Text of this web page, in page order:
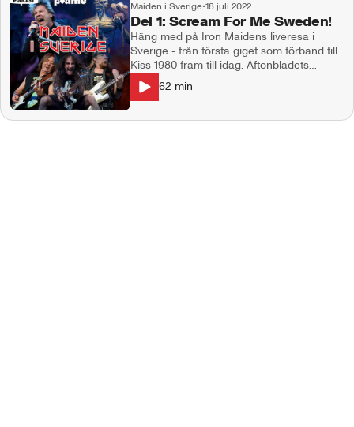
Maiden i Sverige•18 juli 2022
Del 1: Scream For Me Sweden!
Häng med på Iron Maidens liveresa i
Sverige - från första giget som förband till
Kiss 1980 fram till idag. Aftonbladets
hårdrocksexpert Mattias Kling och
författaren och Maiden-experten Henrik
Me Sweden", tar plats i studion. Det blir ett
62 min